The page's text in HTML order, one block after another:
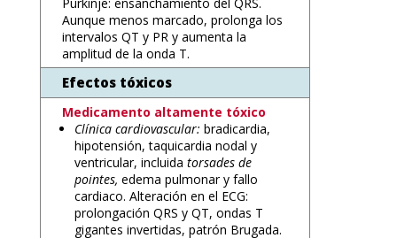
Aunque menos marcado, prolonga los
intervalos QT y PR y aumenta la
amplitud de la onda T.
Efectos tóxicos
Medicamento altamente tóxico
Clínica cardiovascular: bradicardia,
hipotensión, taquicardia nodal y
ventricular, incluida torsades de
pointes, edema pulmonar y fallo
cardiaco. Alteración en el ECG:
prolongación QRS y QT, ondas T
gigantes invertidas, patrón Brugada.